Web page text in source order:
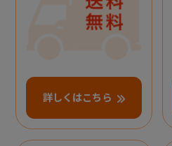
詳しくはこちら